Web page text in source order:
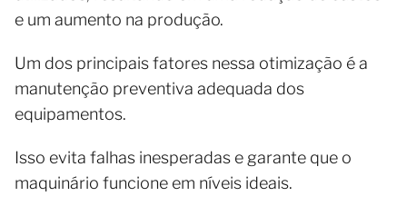
e um aumento na produção.
Um dos principais fatores nessa otimização é a
manutenção preventiva adequada dos
equipamentos.
Isso evita falhas inesperadas e garante que o
maquinário funcione em níveis ideais.